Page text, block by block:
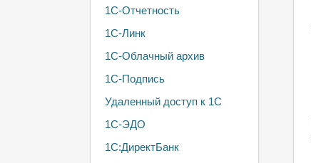
1С-Отчетность
1С-Линк
1С-Облачный архив
1С-Подпись
Удаленный доступ к 1С
1С-ЭДО
1С:ДиректБанк